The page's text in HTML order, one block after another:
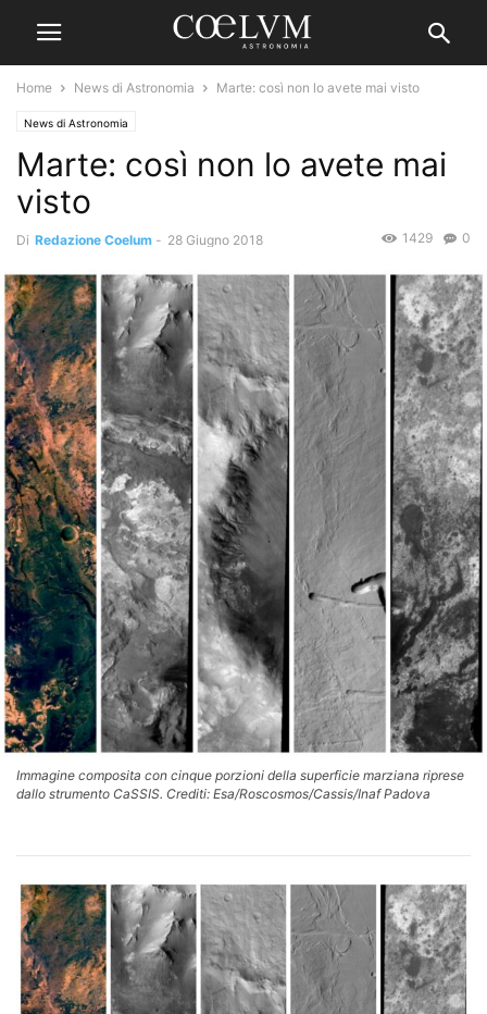
Home News di Astronomia Marte: così non lo avete mai visto
News di Astronomia
Marte: così non lo avete mai
visto
Di Redazione Coelum - 28 Giugno 2018 0
1429
Immagine composita con cinque porzioni della superficie marziana riprese
dallo strumento CaSSIS. Crediti: Esa/Roscosmos/Cassis/Inaf Padova